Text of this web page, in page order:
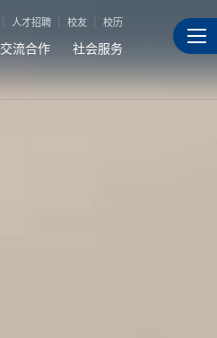
人才招聘 校友 校历
交流合作 社会服务